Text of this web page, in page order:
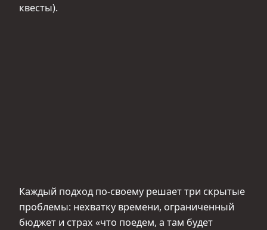
квесты).
Каждый подход по‑своему решает три скрытые
проблемы: нехватку времени, ограниченный
бюджет и страх «что поедем, а там будет